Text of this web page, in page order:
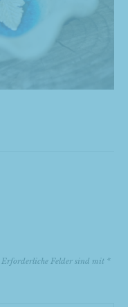
Erforderliche Felder sind mit *